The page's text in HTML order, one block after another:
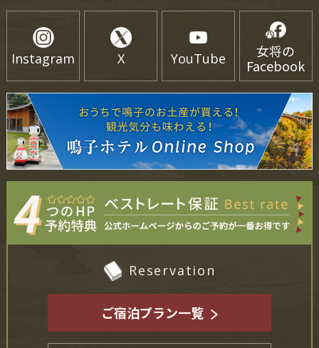
Instagram X YouTube
女将の
Facebook
Reservation
ご宿泊プラン一覧